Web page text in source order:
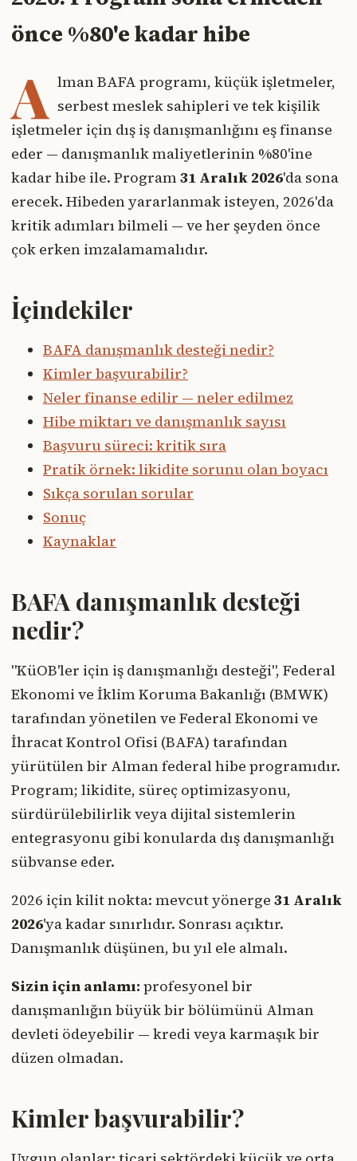
önce %80'e kadar hibe
A lman BAFA programı, küçük işletmeler,
serbest meslek sahipleri ve tek kişilik
işletmeler için dış iş danışmanlığını eş finanse
eder — danışmanlık maliyetlerinin %80'ine
kadar hibe ile. Program31 Aralık 2026'da sona
erecek. Hibeden yararlanmak isteyen, 2026'da
kritik adımları bilmeli — ve her şeyden önce
çok erken imzalamamalıdır.
İçindekiler
BAFA danışmanlık desteği nedir?
Kimler başvurabilir?
Neler finanse edilir — neler edilmez
Hibe miktarı ve danışmanlık sayısı
Başvuru süreci: kritik sıra
Pratik örnek: likidite sorunu olan boyacı
Sıkça sorulan sorular
Sonuç
Kaynaklar
BAFA danışmanlık desteği
nedir?
"KüOB'ler için iş danışmanlığı desteği", Federal
Ekonomi ve İklim Koruma Bakanlığı (BMWK)
tarafından yönetilen ve Federal Ekonomi ve
İhracat Kontrol Ofisi (BAFA) tarafından
yürütülen bir Alman federal hibe programıdır.
Program; likidite, süreç optimizasyonu,
sürdürülebilirlik veya dijital sistemlerin
entegrasyonu gibi konularda dış danışmanlığı
sübvanse eder.
2026 için kilit nokta: mevcut yönerge 31 Aralık
2026'ya kadar sınırlıdır. Sonrası açıktır.
Danışmanlık düşünen, bu yıl ele almalı.
Sizin için anlamı: profesyonel bir
danışmanlığın büyük bir bölümünü Alman
devleti ödeyebilir — kredi veya karmaşık bir
düzen olmadan.
Kimler başvurabilir?